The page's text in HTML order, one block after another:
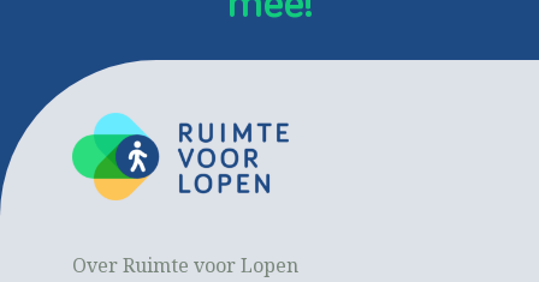
Over Ruimte voor Lopen